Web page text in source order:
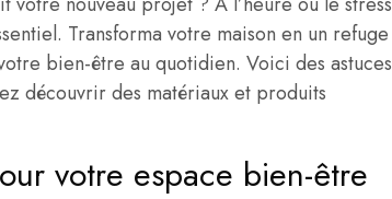
Transforma votre maison en un refuge
bien-être au quotidien. Voici des astuces
découvrir des matériaux et produits
votre espace bien-être